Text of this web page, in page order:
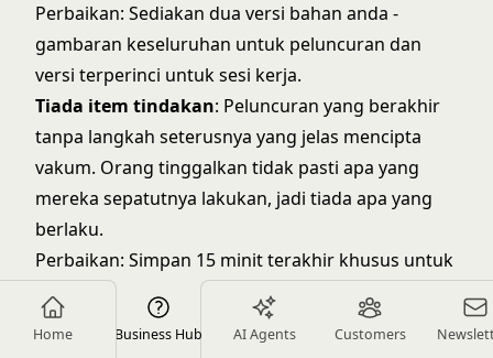
Home Business Hub AI Agents Customers
Perbaikan: Sediakan dua versi bahan anda -
gambaran keseluruhan untuk peluncuran dan
versi terperinci untuk sesi kerja.
Tiada item tindakan: Peluncuran yang berakhir
tanpa langkah seterusnya yang jelas mencipta
vakum. Orang tinggalkan tidak pasti apa yang
mereka sepatutnya lakukan, jadi tiada apa yang
berlaku.
Perbaikan: Simpan 15 minit terakhir khusus untuk
langkah seterusnya. Jangan biarkan orang
tinggalkan tanpa item yang diberikan dan tarikh